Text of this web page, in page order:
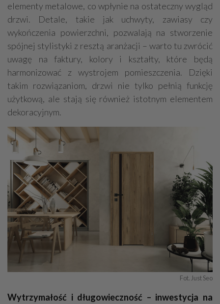
elementy metalowe, co wpłynie na ostateczny wygląd
drzwi. Detale, takie jak uchwyty, zawiasy czy
wykończenia powierzchni, pozwalają na stworzenie
spójnej stylistyki z resztą aranżacji – warto tu zwrócić
uwagę na faktury, kolory i kształty, które będą
harmonizować z wystrojem pomieszczenia. Dzięki
takim rozwiązaniom, drzwi nie tylko pełnią funkcję
użytkową, ale stają się również istotnym elementem
dekoracyjnym.
Fot. Just Seo
Wytrzymałość i długowieczność – inwestycja na